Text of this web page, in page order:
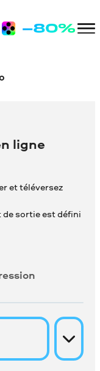
ligne
et téléversez
sortie est défini